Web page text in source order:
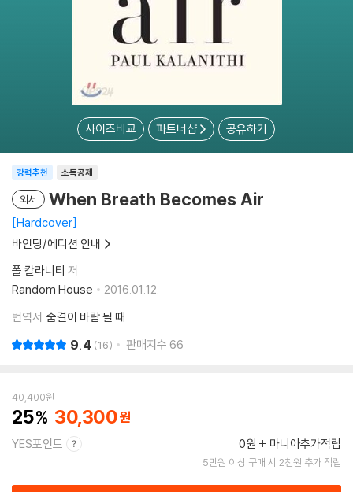
사이즈비교 파트너샵 공유하기
소득공제
강력추천
외서 When Breath Becomes Air
Hardcover
바인딩/에디션 안내
폴 칼라니티 저
Random House
2016.01.12.
번역서 숨결이 바람 될 때
9.4 16 판매지수 66
40,400원
25 30,300
YES포인트 0원 마니아추가적립
5만원 이상 구매 시 2천원 추가 적립